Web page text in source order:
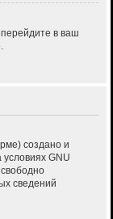
в ваш
создано и
GNU
сведений